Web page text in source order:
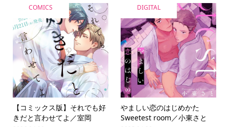
COMICS
【コミックス版】それでも好
きだと言わせてよ／室岡
DIGITAL
やましい恋のはじめかた
Sweetest room／小東さと